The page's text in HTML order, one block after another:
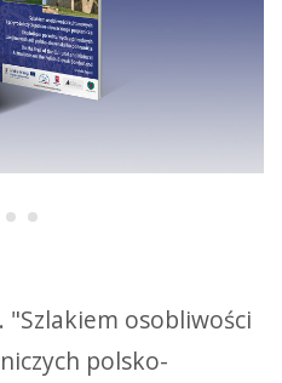
osobliwości
polsko-